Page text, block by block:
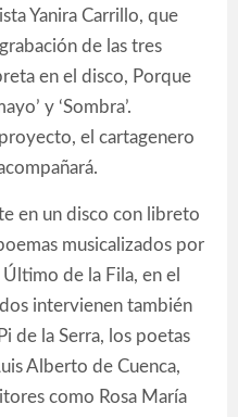
Yanira Carrillo, que
de las tres
en el disco, Porque
y ‘Sombra’.
el cartagenero
en un disco con libreto
musicalizados por
de la Fila, en el
intervienen también
de la Serra, los poetas
Alberto de Cuenca,
como Rosa María